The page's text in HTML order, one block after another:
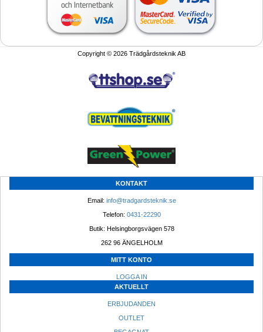
Copyright © 2026 Trädgårdsteknik AB
KONTAKT
Email: info@tradgardsteknik.se
Telefon: 0431-22290
Butik: Helsingborgsvägen 578
262 96 ÄNGELHOLM
MITT KONTO
LOGGA IN
AKTUELLT
ERBJUDANDEN
OUTLET